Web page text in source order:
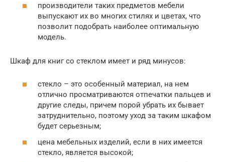
производители таких предметов мебели
выпускают их во многих стилях и цветах, что
позволит подобрать наиболее оптимальную
модель.
Шкаф для книг со стеклом имеет и ряд минусов:
стекло – это особенный материал, на нем
отлично просматриваются отпечатки пальцев и
другие следы, причем порой убрать их бывает
затруднительно, поэтому уход за таким шкафом
будет серьезным;
цена мебельных изделий, если в них имеется
стекло, является высокой;